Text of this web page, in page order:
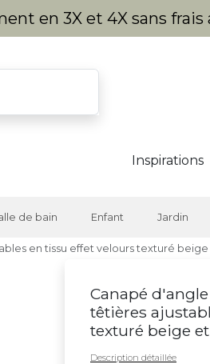
en 3X et 4X sans frais
Inspirations
de bain Enfant Jardin
en tissu effet velours texturé beige
Canapé
têtières
texturé beige
Description détaillée